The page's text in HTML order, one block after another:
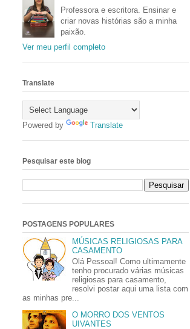
Professora e escritora. Ensinar e
criar novas histórias são a minha
paixão.
Ver meu perfil completo
Translate
Powered by Translate
Pesquisar este blog
POSTAGENS POPULARES
MÚSICAS RELIGIOSAS PARA
CASAMENTO
Olá Pessoal! Como ultimamente
tenho procurado várias músicas
religiosas para casamento,
resolvi postar aqui uma lista com
as minhas pre...
O MORRO DOS VENTOS
UIVANTES